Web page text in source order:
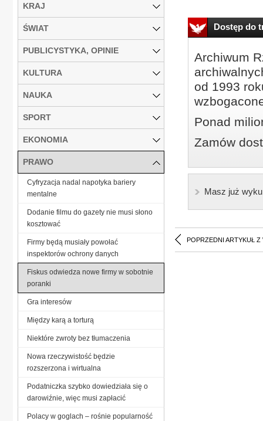
Dostęp do
Archiwum
od 1993
Ponad
Zamów
Masz już
POPRZEDNI ARTYKUŁ Z
KRAJ
ŚWIAT
PUBLICYSTYKA, OPINIE
KULTURA
NAUKA
SPORT
EKONOMIA
PRAWO
Cyfryzacja nadal napotyka bariery
mentalne
Dodanie filmu do gazety nie musi słono
kosztować
Firmy będą musiały powołać
inspektorów ochrony danych
Fiskus odwiedza nowe firmy w sobotnie
poranki
Gra interesów
Między karą a torturą
Niektóre zwroty bez tłumaczenia
Nowa rzeczywistość będzie
rozszerzona i wirtualna
Podatniczka szybko dowiedziała się o
darowiźnie, więc musi zapłacić
Polacy w goglach – rośnie popularność